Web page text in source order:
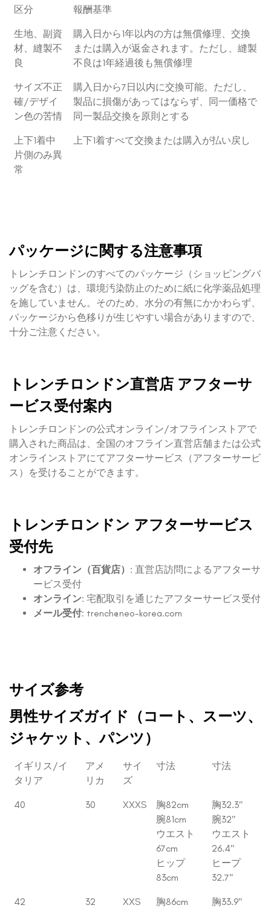
区分 報酬基準
生地、副資
材、縫製不
良
購入日から1年以内の方は無償修理、交換
または購入が返金されます。ただし、縫製
不良は1年経過後も無償修理
サイズ不正
確/デザイ
ン色の苦情
購入日から7日以内に交換可能。ただし、
製品に損傷があってはならず、同一価格で
同一製品交換を原則とする
上下1着中
片側のみ異
常
上下1着すべて交換または購入が払い戻し
パッケージに関する注意事項
トレンチロンドンのすべてのパッケージ（ショッピングバ
ッグを含む）は、環境汚染防止のために紙に化学薬品処理
を施していません。そのため、水分の有無にかかわらず、
パッケージから色移りが生じやすい場合がありますので、
十分ご注意ください。
トレンチロンドン直営店 アフターサ
ービス受付案内
トレンチロンドンの公式オンライン/オフラインストアで
購入された商品は、全国のオフライン直営店舗または公式
オンラインストアにてアフターサービス（アフターサービ
ス）を受けることができます。
トレンチロンドン アフターサービス
受付先
オフライン（百貨店） : 直営店訪問によるアフターサ
ービス受付
オンライン: 宅配取引を通じたアフターサービス受付
メール受付: trench@neo-korea.com
サイズ参考
男性サイズガイド（コート、スーツ、
ジャケット、パンツ）
イギリス/イ
タリア
アメ
リカ
サイ
ズ
寸法 寸法
40 30 XXXS
胸82cm
腕81cm
ウエスト
67cm
ヒップ
83cm
胸32.3″
腕32″
ウエスト
26.4″
ヒープ
32.7″
42 32 XXS
胸86cm
胸33.9″